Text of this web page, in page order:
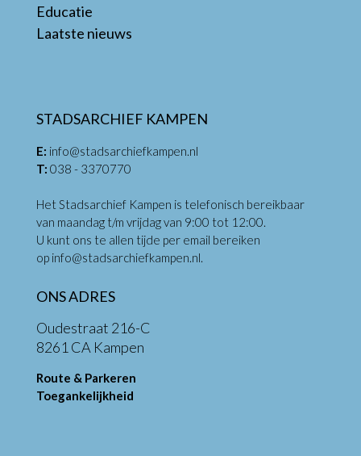
Educatie
Laatste nieuws
STADSARCHIEF KAMPEN
E: info@stadsarchiefkampen.nl
T: 038 - 3370770
Het Stadsarchief Kampen is telefonisch bereikbaar
van maandag t/m vrijdag van 9:00 tot 12:00.
U kunt ons te allen tijde per email bereiken
op info@stadsarchiefkampen.nl.
ONS ADRES
Oudestraat 216-C
8261 CA Kampen
Route & Parkeren
Toegankelijkheid